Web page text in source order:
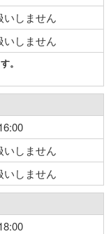
いしません
いしません
。
いしません
いしません